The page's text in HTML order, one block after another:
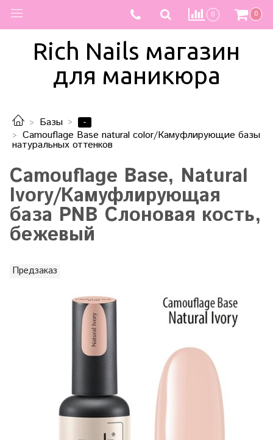
0 0
Rich Nails магазин
для маникюра
Базы
-
Camouflage Base natural color/Камуфлирующие базы
натуральных оттенков
Camouflage Base, Natural
Ivory/Камуфлирующая
база PNB Слоновая кость,
бежевый
Предзаказ